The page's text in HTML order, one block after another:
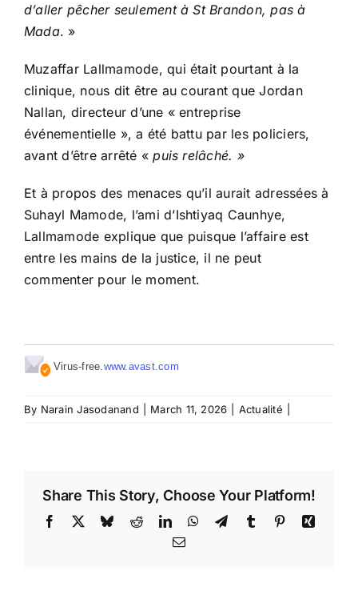
d’aller pêcher seulement à St Brandon, pas à
Mada. »
Muzaffar Lallmamode, qui était pourtant à la
clinique, nous dit être au courant que Jordan
Nallan, directeur d’une « entreprise
événementielle », a été battu par les policiers,
avant d’être arrêté «puis relâché. »
Et à propos des menaces qu’il aurait adressées à
Suhayl Mamode, l’ami d’Ishtiyaq Caunhye,
Lallmamode explique que puisque l’affaire est
entre les mains de la justice, il ne peut
commenter pour le moment.
Virus-free. www.avast.com
By Narain Jasodanand March 11, 2026 Actualité
Share This Story, Choose Your Platform!
Facebook BlueskyRedditLinkedInWhatsApp
TelegramTumblr PinterestXing
Email